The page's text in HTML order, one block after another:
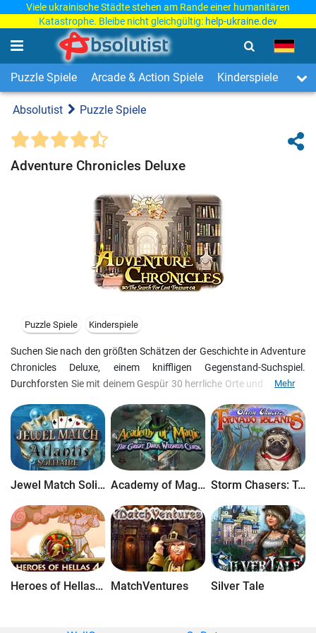
Viele ukrainische Städte stehen am Rande einer humanitären
Katastrophe. Bleibe nicht gleichgültig: help-ukraine.dev
Puzzle Spiele Arcade & Action Spiele Kinderspiele 3-
Absolutist Puzzle Spiele
Adventure Chronicles Deluxe
Puzzle Spiele Kinderspiele
Suchen Sie nach den größten Schätzen der Geschichte in Adventure
Chronicles Deluxe, einem kniffligen Gegenstand-Suchspiel.
Durchforsten Sie mit deinem Gespür 30 herrliche Orte und entdecke
entgehen: Adventure Chronicles Deluxe ist eine Herausforderung für
alle Rätselbegeisterten! - 30 herrliche Orte zu Durchsuchen- knifflige
Rätsel zu lösen- fünf verschollene Schätze zu entdecken- 30
Bonuslevel zu spielen
Mehr
Jewel Match Solitaire Atlantis Academy of Magic: The Great Dark Wizard's Curse Storm Chasers: Tornado Islands
Heroes of Hellas 4: Geburt einer Legende MatchVentures Silver Tale